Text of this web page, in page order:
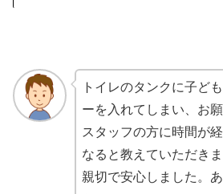
トイレのタンクに子ど
ーを入れてしまい、お願
スタッフの方に時間が
なると教えていただきま
親切で安心しました。